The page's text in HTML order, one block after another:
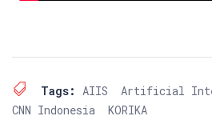
Tags: AIIS
Artificial
CNN Indonesia
KORIKA